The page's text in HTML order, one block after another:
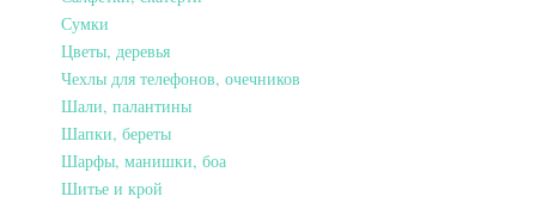
Сумки
Цветы, деревья
Чехлы для телефонов, очечников
Шали, палантины
Шапки, береты
Шарфы, манишки, боа
Шитье и крой